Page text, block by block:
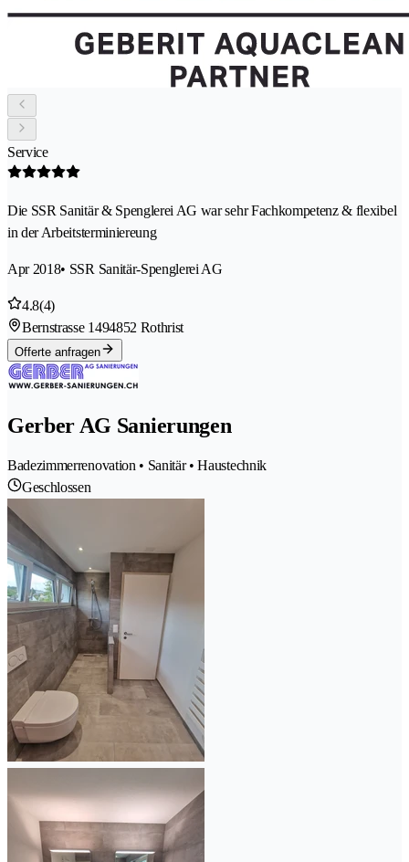
Service
Die SSR Sanitär & Spenglerei AG war sehr Fachkompetenz & flexibel
in der Arbeitsterminiereung
Apr 2018• SSR Sanitär-Spenglerei AG
4.8(4)
Bernstrasse 1494852 Rothrist
Offerte anfragen
Gerber AG Sanierungen
Badezimmerrenovation • Sanitär • Haustechnik
Geschlossen